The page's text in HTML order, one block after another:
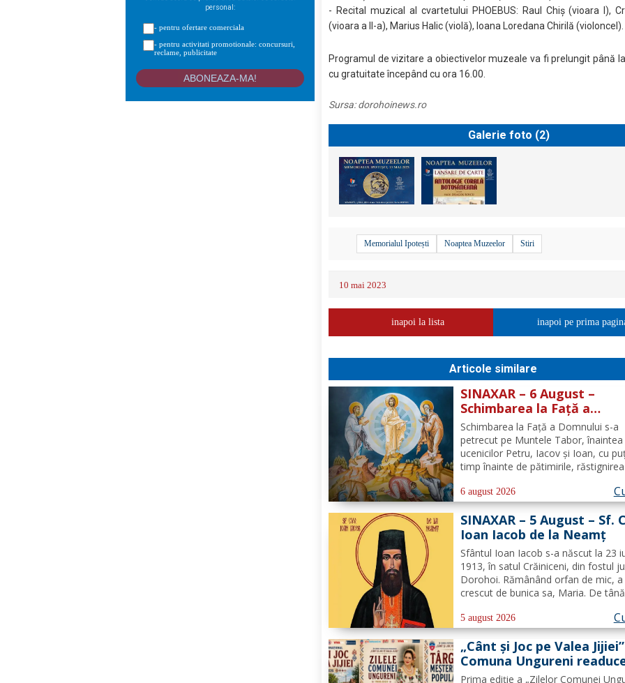
personal:
- pentru ofertare comerciala
- pentru activitati promotionale: concursuri,
reclame, publicitate
- Recital muzical al cvartetului PHOEBUS: Raul Chiș (vioara I),
(vioara a II-a), Marius Halic (violă), Ioana Loredana Chirilă (violoncel).
Programul de vizitare a obiectivelor muzeale va fi prelungit până
cu gratuitate începând cu ora 16.00.
Sursa:dorohoinews.ro
Galerie foto (2)
Memorialul Ipotești Noaptea Muzeelor Stiri
10 mai 2023
inapoi la lista inapoi pe prima
Articole similare
SINAXAR – 6 August –
Schimbarea la Față a
Domnului (dezlegare la
Schimbarea la Față a Domnului s-a
petrecut pe Muntele Tabor, înaintea
ucenicilor Petru, Iacov și Ioan, cu
timp înainte de pătimirile,
Hristos. Urcându-Se pe munte,
Domnul S-a depărtat puţin de
suindu-Se pe un loc mai...
6 august 2026
SINAXAR – 5 August – Sf.
Ioan Iacob de la Neamţ
Sfântul Ioan Iacob s-a născut la 23
1913, în satul Crăiniceni, din fostul
Dorohoi. Rămânând orfan de mic,
crescut de bunica sa, Maria. De
vârsta de 20 de ani, și-a îndreptat
spre Mănăstirea Neamț. La 8 aprilie
rasoforul...
5 august 2026
„Cânt și Joc pe Valea Jijiei”
Comuna Ungureni
viață tradiția
Prima ediție a „Zilelor Comunei